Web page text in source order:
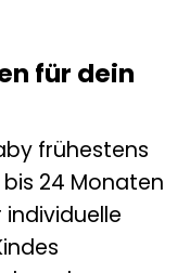
für dein
frühestens
24 Monaten